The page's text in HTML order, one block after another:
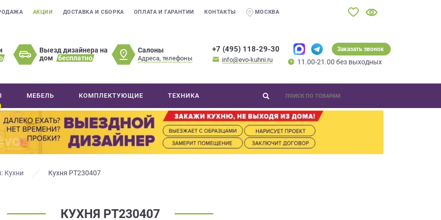
АКЦИИ ДОСТАВКА И СБОРКА ОПЛАТА И ГАРАНТИИ КОНТАКТЫ МОСКВА
Выезд дизайнера на
дом
бесплатно
Салоны
Адреса, телефоны
+7 (495) 118-29-30
info@evo-kuhni.ru
Заказать звонок
11.00-21.00 без выходных
МЕБЕЛЬ КОМПЛЕКТУЮЩИЕ ТЕХНИКА
Кухни Кухня РТ230407
КУХНЯ РТ230407